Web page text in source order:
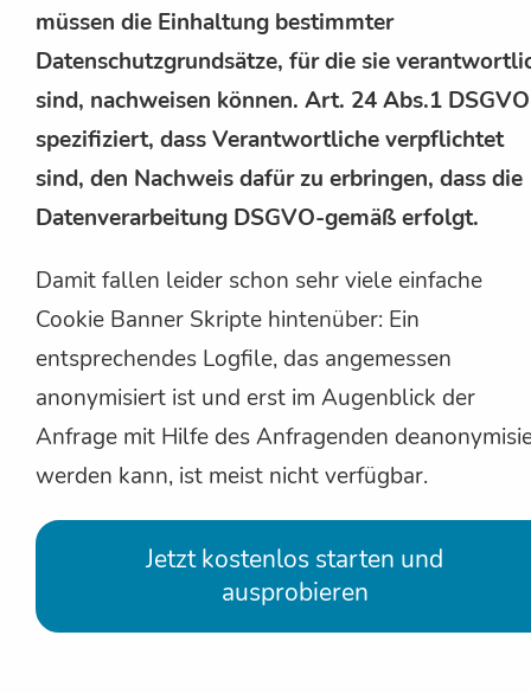
müssen die Einhaltung bestimmter
Datenschutzgrundsätze, für die sie
sind, nachweisen können. Art. 24 Abs.1 DSGVO
spezifiziert, dass Verantwortliche verpflichtet
sind, den Nachweis dafür zu erbringen, dass die
Datenverarbeitung DSGVO-gemäß erfolgt.
Damit fallen leider schon sehr viele einfache
Cookie Banner Skripte hintenüber: Ein
entsprechendes Logfile, das angemessen
anonymisiert ist und erst im Augenblick der
Anfrage mit Hilfe des Anfragenden
werden kann, ist meist nicht verfügbar.
Jetzt kostenlos starten und
ausprobieren